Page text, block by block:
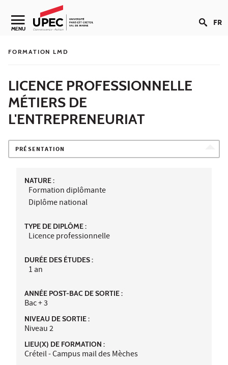
Aller au contenu
Navigation secondaire
MENU FR
FORMATION LMD
LICENCE PROFESSIONNELLE
MÉTIERS DE
L'ENTREPRENEURIAT
PRÉSENTATION
NATURE :
Formation diplômante
Diplôme national
TYPE DE DIPLÔME :
Licence professionnelle
DURÉE DES ÉTUDES :
1 an
ANNÉE POST-BAC DE SORTIE :
Bac + 3
NIVEAU DE SORTIE :
Niveau 2
LIEU(X) DE FORMATION :
Créteil - Campus mail des Mèches